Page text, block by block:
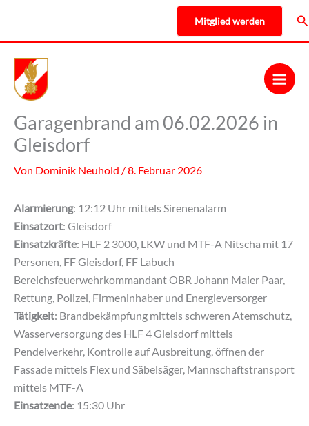
springen
Mitglied werden
Garagenbrand am 06.02.2026 in
Gleisdorf
Von Dominik Neuhold /8. Februar 2026
Alarmierung: 12:12 Uhr mittels Sirenenalarm
Einsatzort: Gleisdorf
Einsatzkräfte: HLF 2 3000, LKW und MTF-A Nitscha mit 17
Personen, FF Gleisdorf, FF Labuch
Bereichsfeuerwehrkommandant OBR Johann Maier Paar,
Rettung, Polizei, Firmeninhaber und Energieversorger
Tätigkeit: Brandbekämpfung mittels schweren Atemschutz,
Wasserversorgung des HLF 4 Gleisdorf mittels
Pendelverkehr, Kontrolle auf Ausbreitung, öffnen der
Fassade mittels Flex und Säbelsäger, Mannschaftstransport
mittels MTF-A
Einsatzende: 15:30 Uhr